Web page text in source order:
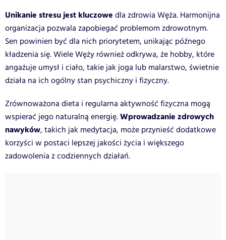
Unikanie stresu jest kluczowe dla zdrowia Węża. Harmonijna
organizacja pozwala zapobiegać problemom zdrowotnym.
Sen powinien być dla nich priorytetem, unikając późnego
kładzenia się. Wiele Węży również odkrywa, że hobby, które
angażuje umysł i ciało, takie jak joga lub malarstwo, świetnie
działa na ich ogólny stan psychiczny i fizyczny.
Zrównoważona dieta i regularna aktywność fizyczna mogą
wspierać jego naturalną energię.Wprowadzanie zdrowych
nawyków, takich jak medytacja, może przynieść dodatkowe
korzyści w postaci lepszej jakości życia i większego
zadowolenia z codziennych działań.